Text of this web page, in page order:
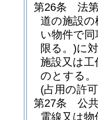
第26条
法
道の施設
い物件で
限る。)に
施設又は
のとする。
(占用の許
第27条
公
電線又は